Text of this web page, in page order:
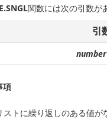
関数には次の引数が
引
項
ストに繰り返しのある値が